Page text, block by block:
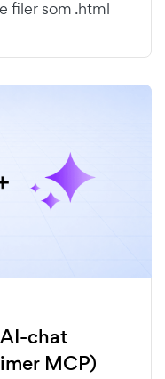
filer som .html
chat
MCP)